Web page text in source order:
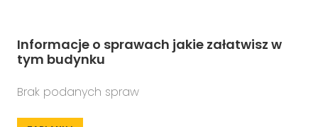
Informacje o sprawach jakie załatwisz w
tym budynku
Brak podanych spraw